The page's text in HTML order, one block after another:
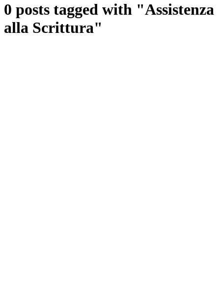
0 posts tagged with "Assistenza
alla Scrittura"